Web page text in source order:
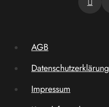
AGB
Datenschutzerklärung
Impressum